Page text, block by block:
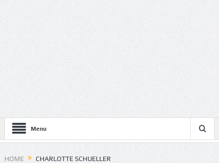
Menu
HOME CHARLOTTE SCHUELLER